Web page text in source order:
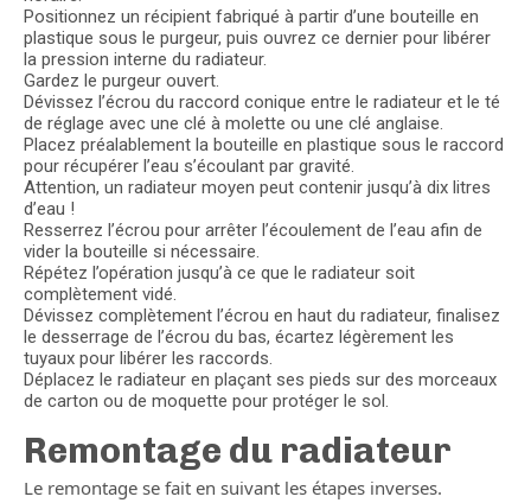
Positionnez un récipient fabriqué à partir d’une bouteille en
plastique sous le purgeur, puis ouvrez ce dernier pour libérer
la pression interne du radiateur.
Gardez le purgeur ouvert.
Dévissez l’écrou du raccord conique entre le radiateur et le té
de réglage avec une clé à molette ou une clé anglaise.
Placez préalablement la bouteille en plastique sous le raccord
pour récupérer l’eau s’écoulant par gravité.
Attention, un radiateur moyen peut contenir jusqu’à dix litres
d’eau !
Resserrez l’écrou pour arrêter l’écoulement de l’eau afin de
vider la bouteille si nécessaire.
Répétez l’opération jusqu’à ce que le radiateur soit
complètement vidé.
Dévissez complètement l’écrou en haut du radiateur, finalisez
le desserrage de l’écrou du bas, écartez légèrement les
tuyaux pour libérer les raccords.
Déplacez le radiateur en plaçant ses pieds sur des morceaux
de carton ou de moquette pour protéger le sol.
Remontage du radiateur
Le remontage se fait en suivant les étapes inverses.